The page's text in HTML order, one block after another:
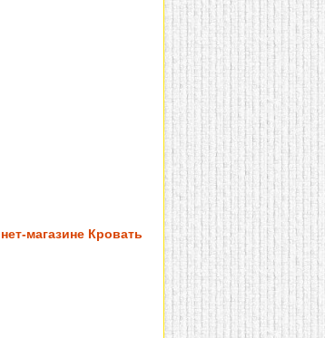
магазине Кровать